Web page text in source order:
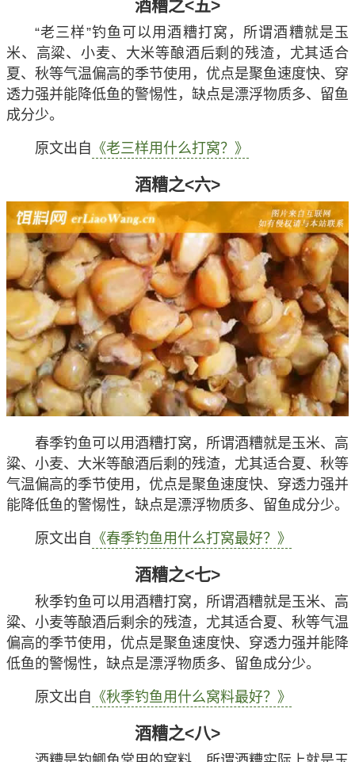
钓鱼可以用酒糟打窝，所谓酒糟就是玉米、高粱、
小麦等酿酒后剩下的残渣，尤其适合暮春、夏季、初秋
等气温偏高的时节使用，优点是聚鱼速度快、穿透力强
并能降低鱼的警惕性，缺点是漂浮物质多、留鱼成分
原文出自《钓鱼窝料种类及自制配方》
酒糟之<五>
“老三样”钓鱼可以用酒糟打窝，所谓酒糟就是玉
米、高粱、小麦、大米等酿酒后剩的残渣，尤其适合
夏、秋等气温偏高的季节使用，优点是聚鱼速度快、穿
透力强并能降低鱼的警惕性，缺点是漂浮物质多、留鱼
成分少。
原文出自《老三样用什么打窝？》
酒糟之<六>
春季钓鱼可以用酒糟打窝，所谓酒糟就是玉米、高
粱、小麦、大米等酿酒后剩的残渣，尤其适合夏、秋等
能降低鱼的警惕性，缺点是漂浮物质多、留鱼成分少。